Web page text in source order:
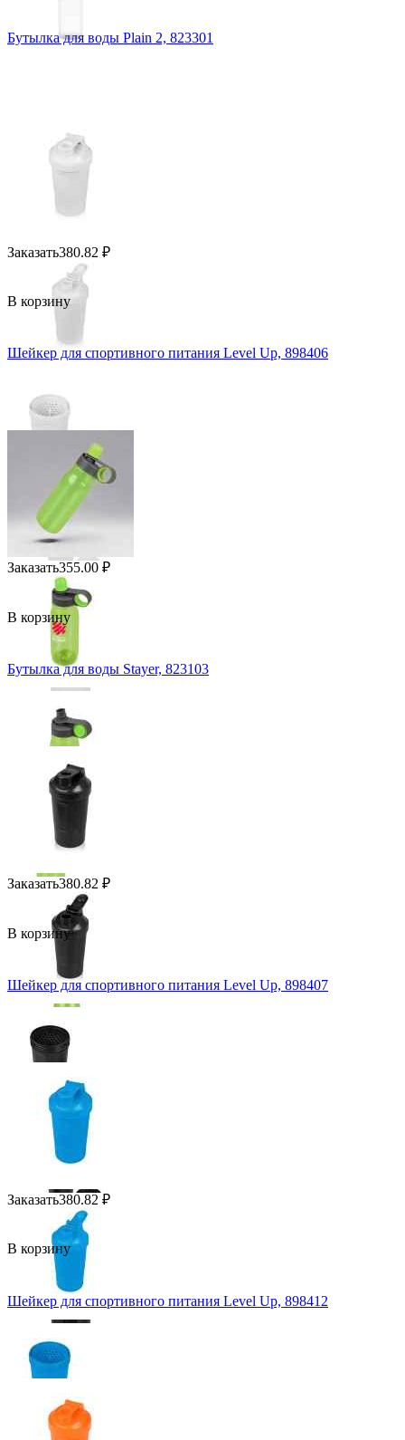
Бутылка для воды Plain 2, 823301
Заказать380.82 ₽
В корзину
Шейкер для спортивного питания Level Up, 898406
Заказать355.00 ₽
В корзину
Бутылка для воды Stayer, 823103
Заказать380.82 ₽
В корзину
Шейкер для спортивного питания Level Up, 898407
Заказать380.82 ₽
В корзину
Шейкер для спортивного питания Level Up, 898412